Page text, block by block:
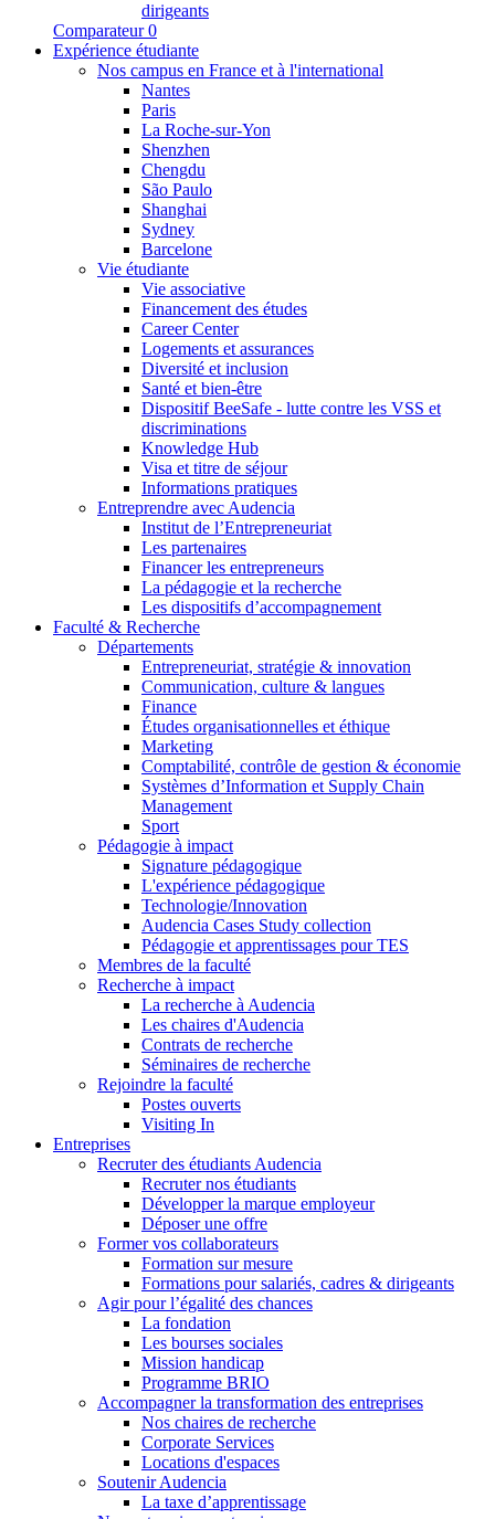
dirigeants
Comparateur 0
Expérience étudiante
Nos campus en France et à l'international
Nantes
Paris
La Roche-sur-Yon
Shenzhen
Chengdu
São Paulo
Shanghai
Sydney
Barcelone
Vie étudiante
Vie associative
Financement des études
Career Center
Logements et assurances
Diversité et inclusion
Santé et bien-être
Dispositif BeeSafe - lutte contre les VSS et
discriminations
Knowledge Hub
Visa et titre de séjour
Informations pratiques
Entreprendre avec Audencia
Institut de l’Entrepreneuriat
Les partenaires
Financer les entrepreneurs
La pédagogie et la recherche
Les dispositifs d’accompagnement
Faculté & Recherche
Départements
Entrepreneuriat, stratégie & innovation
Communication, culture & langues
Finance
Études organisationnelles et éthique
Marketing
Comptabilité, contrôle de gestion & économie
Systèmes d’Information et Supply Chain
Management
Sport
Pédagogie à impact
Signature pédagogique
L'expérience pédagogique
Technologie/Innovation
Audencia Cases Study collection
Pédagogie et apprentissages pour TES
Membres de la faculté
Recherche à impact
La recherche à Audencia
Les chaires d'Audencia
Contrats de recherche
Séminaires de recherche
Rejoindre la faculté
Postes ouverts
Visiting In
Entreprises
Recruter des étudiants Audencia
Recruter nos étudiants
Développer la marque employeur
Déposer une offre
Former vos collaborateurs
Formation sur mesure
Formations pour salariés, cadres & dirigeants
Agir pour l’égalité des chances
La fondation
Les bourses sociales
Mission handicap
Programme BRIO
Accompagner la transformation des entreprises
Nos chaires de recherche
Corporate Services
Locations d'espaces
Soutenir Audencia
La taxe d’apprentissage